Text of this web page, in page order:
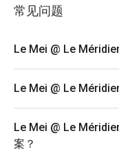
6.30pm-10.00pm
2.00pm And
常见问题
Le Mei @ Le
Le Mei @ Le
Le Mei @ Le
案？